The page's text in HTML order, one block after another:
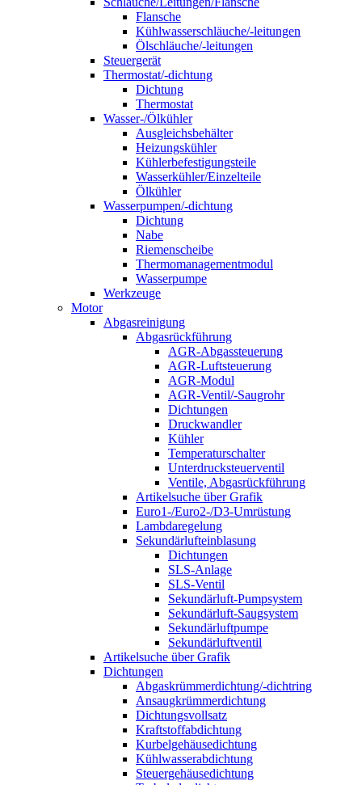
Flansche
Kühlwasserschläuche/-leitungen
Ölschläuche/-leitungen
Steuergerät
Thermostat/-dichtung
Dichtung
Thermostat
Wasser-/Ölkühler
Ausgleichsbehälter
Heizungskühler
Kühlerbefestigungsteile
Wasserkühler/Einzelteile
Ölkühler
Wasserpumpen/-dichtung
Dichtung
Nabe
Riemenscheibe
Thermomanagementmodul
Wasserpumpe
Werkzeuge
Motor
Abgasreinigung
Abgasrückführung
AGR-Abgassteuerung
AGR-Luftsteuerung
AGR-Modul
AGR-Ventil/-Saugrohr
Dichtungen
Druckwandler
Kühler
Temperaturschalter
Unterdrucksteuerventil
Ventile, Abgasrückführung
Artikelsuche über Grafik
Euro1-/Euro2-/D3-Umrüstung
Lambdaregelung
Sekundärlufteinblasung
Dichtungen
SLS-Anlage
SLS-Ventil
Sekundärluft-Pumpsystem
Sekundärluft-Saugsystem
Sekundärluftpumpe
Sekundärluftventil
Artikelsuche über Grafik
Dichtungen
Abgaskrümmerdichtung/-dichtring
Ansaugkrümmerdichtung
Dichtungsvollsatz
Kraftstoffabdichtung
Kurbelgehäusedichtung
Kühlwasserabdichtung
Steuergehäusedichtung